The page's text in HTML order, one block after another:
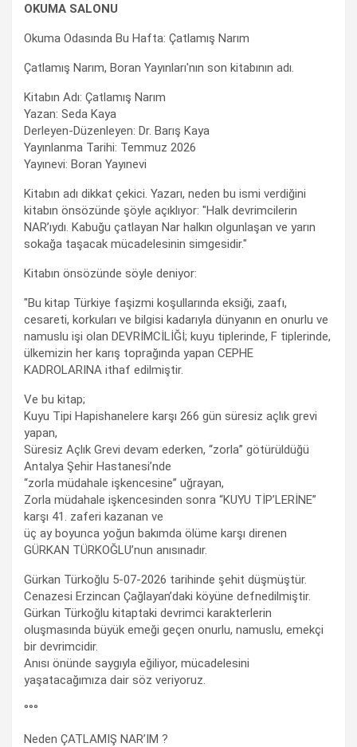
OKUMA SALONU
Okuma Odasında Bu Hafta: Çatlamış Narım
Çatlamış Narım, Boran Yayınları'nın son kitabının adı.
Kitabın Adı: Çatlamış Narım
Yazan: Seda Kaya
Derleyen-Düzenleyen: Dr. Barış Kaya
Yayınlanma Tarihi: Temmuz 2026
Yayınevi: Boran Yayınevi
Kitabın adı dikkat çekici. Yazarı, neden bu ismi verdiğini
kitabın önsözünde şöyle açıklıyor: "Halk devrimcilerin
NAR’ıydı. Kabuğu çatlayan Nar halkın olgunlaşan ve yarın
sokağa taşacak mücadelesinin simgesidir."
Kitabın önsözünde söyle deniyor:
"Bu kitap Türkiye faşizmi koşullarında eksiği, zaafı,
cesareti, korkuları ve bilgisi kadarıyla dünyanın en onurlu ve
namuslu işi olan DEVRİMCİLİĞİ; kuyu tiplerinde, F tiplerinde,
ülkemizin her karış toprağında yapan CEPHE
KADROLARINA ithaf edilmiştir.
Ve bu kitap;
Kuyu Tipi Hapishanelere karşı 266 gün süresiz açlık grevi
yapan,
Süresiz Açlık Grevi devam ederken, “zorla” götürüldüğü
Antalya Şehir Hastanesi’nde
“zorla müdahale işkencesine” uğrayan,
Zorla müdahale işkencesinden sonra “KUYU TİP’LERİNE”
karşı 41. zaferi kazanan ve
üç ay boyunca yoğun bakımda ölüme karşı direnen
GÜRKAN TÜRKOĞLU’nun anısınadır.
Gürkan Türkoğlu 5-07-2026 tarihinde şehit düşmüştür.
Cenazesi Erzincan Çağlayan’daki köyüne defnedilmiştir.
Gürkan Türkoğlu kitaptaki devrimci karakterlerin
oluşmasında büyük emeği geçen onurlu, namuslu, emekçi
bir devrimcidir.
Anısı önünde saygıyla eğiliyor, mücadelesini
yaşatacağımıza dair söz veriyoruz.
°°°
Neden ÇATLAMIŞ NAR’IM ?